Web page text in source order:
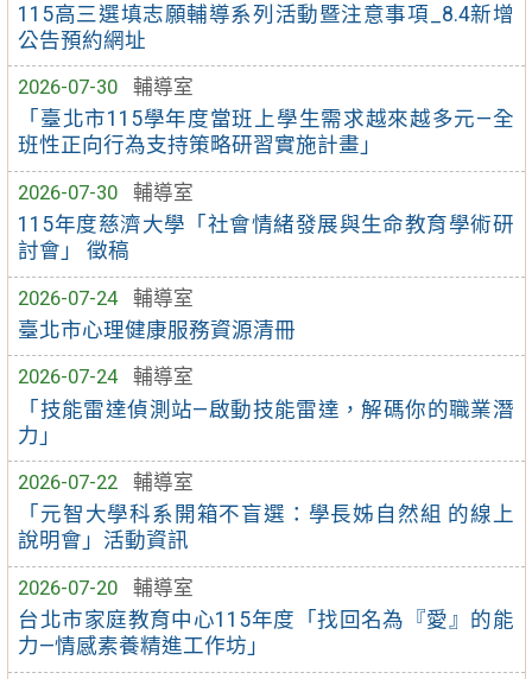
115高三選填志願輔導系列活動暨注意事項_8.4新增
公告預約網址
2026-07-30
輔導室
「臺北市115學年度當班上學生需求越來越多元—全
班性正向行為支持策略研習實施計畫」
2026-07-30
輔導室
115年度慈濟大學「社會情緒發展與生命教育學術研
討會」 徵稿
2026-07-24
輔導室
臺北市心理健康服務資源清冊
2026-07-24
輔導室
「技能雷達偵測站—啟動技能雷達，解碼你的職業潛
力」
2026-07-22
輔導室
「元智大學科系開箱不盲選：學長姊自然組 的線上
說明會」活動資訊
2026-07-20
輔導室
台北市家庭教育中心115年度「找回名為『愛』的能
力—情感素養精進工作坊」